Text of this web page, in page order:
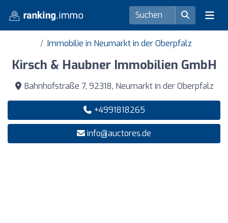
Immobilie in Neumarkt in der Oberpfalz
Kirsch & Haubner Immobilien GmbH
Bahnhofstraße 7, 92318, Neumarkt in der Oberpfalz
+4991818265
info@auctores.de